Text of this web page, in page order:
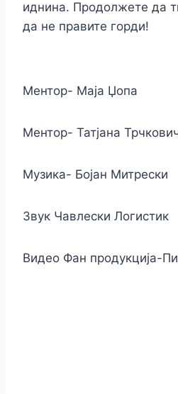
иднина. Продолжете да
да не правите горди!
Ментор- Маја Џопа
Ментор- Татјана
Музика- Бојан Митрески
Звук Чавлески Логистик
Видео Фан продукција-